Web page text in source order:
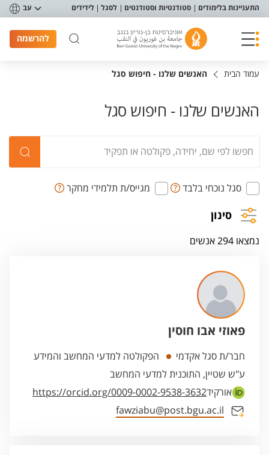
תפריט נגישות
התעניינות בלימודים סטודנטיות וסטודנטים לסגל לידידים עב
להרשמה
עמוד הבית האנשים שלנו - חיפוש סגל
האנשים שלנו - חיפוש סגל
סגל נוכחי בלבד מגייס/ת תלמידי מחקר
סינון
נמצאו 294 אנשים
פאוזי אבו חוסין
חבר/ת סגל אקדמי
הפקולטה למדעי המחשב והמידע
ע"ש שטיין, התוכנית למדעי המחשב
אורקידhttps://orcid.org/0009-0002-9538-3632
fawziabu@post.bgu.ac.il